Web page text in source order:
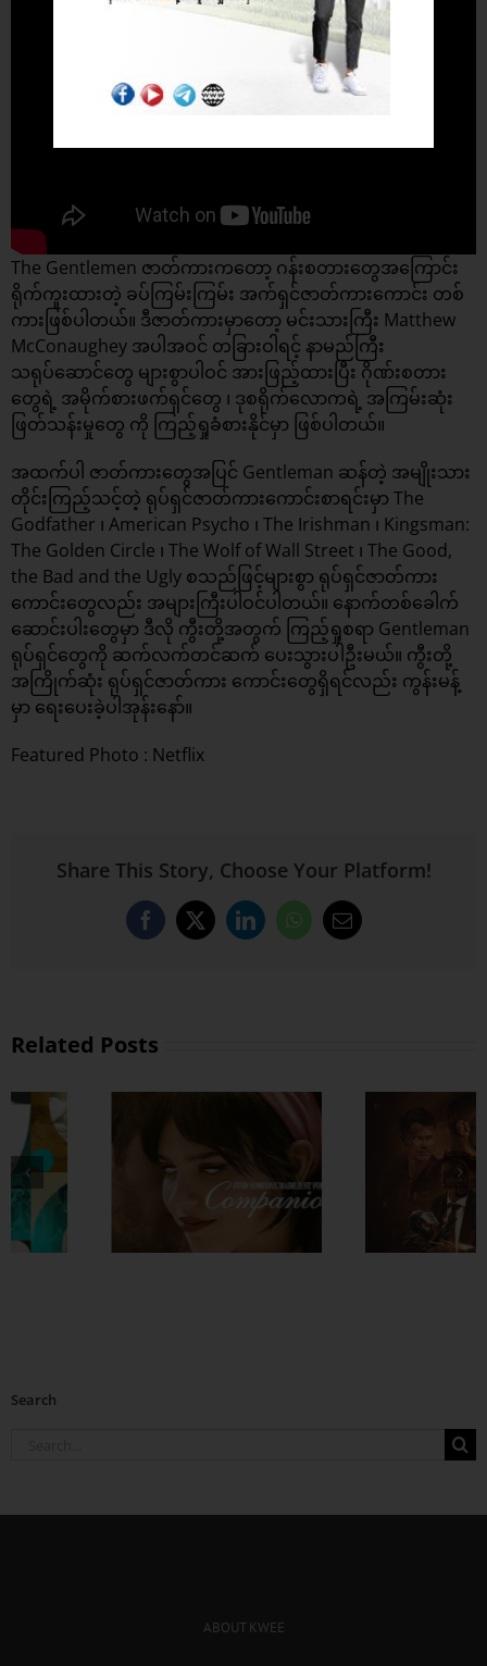
The Gentlemen ဇာတ်ကားကတော့ ဂန်းစတားတွေအကြောင်း
ရိုက်ကူးထားတဲ့ ခပ်ကြမ်းကြမ်း အက်ရှင်ဇာတ်ကားကောင်း တစ်
ကားဖြစ်ပါတယ်။ ဒီဇာတ်ကားမှာတော့ မင်းသားကြီး Matthew
McConaughey အပါအဝင် တခြားဝါရင့် နာမည်ကြီး
သရုပ်ဆောင်တွေ များစွာပါဝင် အားဖြည့်ထားပြီး ဂိုဏ်းစတား
တွေရဲ့ အမိုက်စားဖက်ရှင်တွေ ၊ ဒုစရိုက်လောကရဲ့ အကြမ်းဆုံး
ဖြတ်သန်းမှုတွေ ကို ကြည့်ရှုခံစားနိုင်မှာ ဖြစ်ပါတယ်။
အထက်ပါ ဇာတ်ကားတွေအပြင် Gentleman ဆန်တဲ့ အမျိုးသား
တိုင်းကြည့်သင့်တဲ့ ရုပ်ရှင်ဇာတ်ကားကောင်းစာရင်းမှာ The
Godfather ၊ American Psycho ၊ The Irishman ၊ Kingsman:
The Golden Circle ၊ The Wolf of Wall Street ၊ The Good,
the Bad and the Ugly စသည်ဖြင့်များစွာ ရုပ်ရှင်ဇာတ်ကား
ကောင်းတွေလည်း အများကြီးပါဝင်ပါတယ်။ နောက်တစ်ခေါက်
ဆောင်းပါးတွေမှာ ဒီလို ကွီးတို့အတွက် ကြည့်ရှုစရာ Gentleman
ရုပ်ရှင်တွေကို ဆက်လက်တင်ဆက် ပေးသွားပါဦးမယ်။ ကွီးတို့
အကြိုက်ဆုံး ရုပ်ရှင်ဇာတ်ကား ကောင်းတွေရှိရင်လည်း ကွန်းမန့်
မှာ ရေးပေးခဲ့ပါအုန်းနော်။
Featured Photo : Netflix
Share This Story, Choose Your Platform!
Facebook
X LinkedInWhatsApp
Email
Related Posts
ဒီလို ကားတွေကိုမှ
ရှယ်ဖြုတ်တာလို့ ခေါ်
တယ်
ရှင်သန်ရတာ ပင်ပ
နေပြီလို့ တွေးမိတို
ဒီကားတွေကြည့်
Search
ABOUT KWEE